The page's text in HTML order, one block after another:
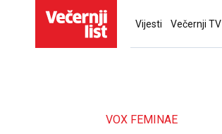
Vijesti Večernji TV
VOX FEMINAE